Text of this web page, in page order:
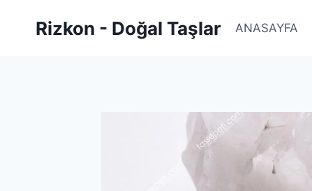
Rizkon - Doğal Taşlar ANASAYFA